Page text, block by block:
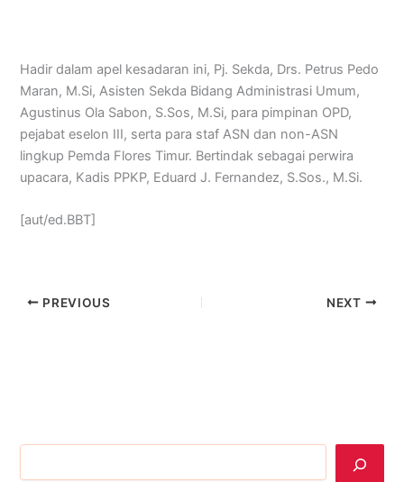
Hadir dalam apel kesadaran ini, Pj. Sekda, Drs. Petrus Pedo
Maran, M.Si, Asisten Sekda Bidang Administrasi Umum,
Agustinus Ola Sabon, S.Sos, M.Si, para pimpinan OPD,
pejabat eselon III, serta para staf ASN dan non-ASN
lingkup Pemda Flores Timur. Bertindak sebagai perwira
upacara, Kadis PPKP, Eduard J. Fernandez, S.Sos., M.Si.
[aut/ed.BBT]
PREVIOUS NEXT
Cari